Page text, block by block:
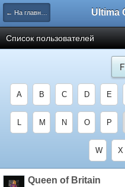
← На главную
Список пользователей
A B C D E
L M N O P
W X
Queen of Britain